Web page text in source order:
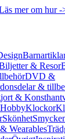
mer om hur -
& Resor
DVD &
&
&
HobbyKlockor
Skönhet
Wearables